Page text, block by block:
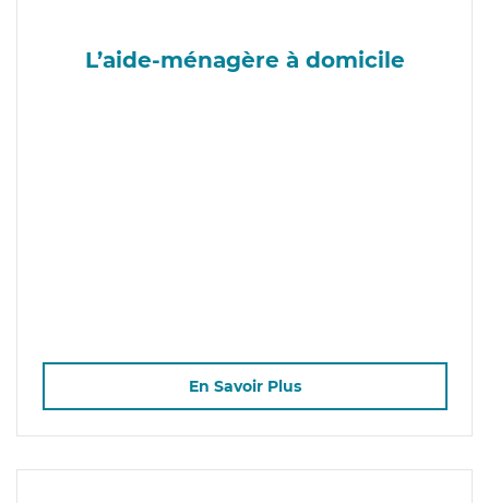
L’aide-ménagère à domicile
En Savoir Plus